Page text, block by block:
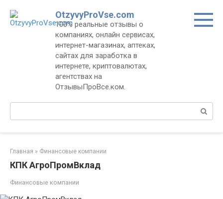
контенту
OtzyvyProVse.com
100% реальные отзывы о
компаниях, онлайн сервисах,
интернет-магазинах, аптеках,
сайтах для заработка в
интернете, криптовалютах,
агентствах на
ОтзывыПроВсе.ком.
Главная » Финансовые компании
КПК АгроПромВклад
Финансовые компании